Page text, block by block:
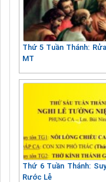
Thứ 5 Tuần Thánh:
MT
Thứ 6 Tuần Thánh:
Rước Lễ